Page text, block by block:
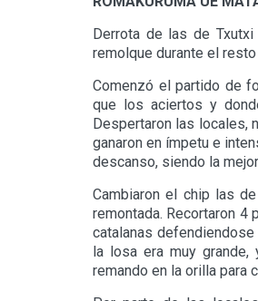
Derrota de las de
remolque durante el
Comenzó el partido de
que los aciertos y
Despertaron las locales,
ganaron en ímpetu e
descanso, siendo la
Cambiaron el chip las
remontada. Recortaron 4
catalanas
la losa era muy
remando en la orilla para